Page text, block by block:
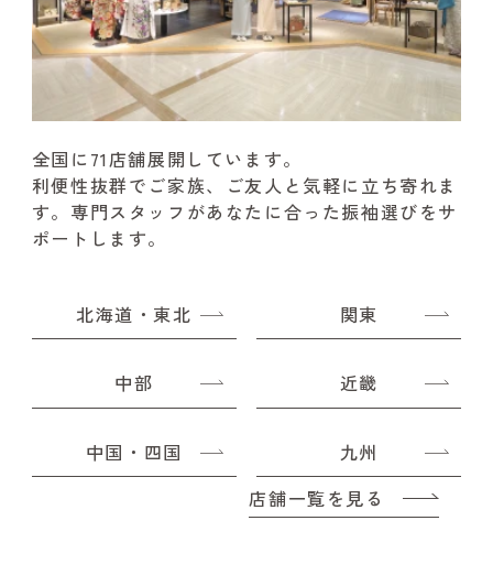
全国に71店舗展開しています。
利便性抜群でご家族、ご友人と気軽に立ち寄れま
す。 専門スタッフがあなたに合った振袖選びをサ
ポートします。
北海道・東北 関東
中部 近畿
中国・四国
九州
店舗一覧を見る